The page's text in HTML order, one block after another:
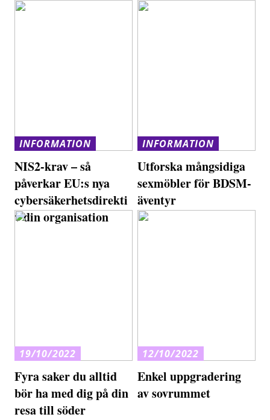
INFORMATION
NIS2-krav – så
påverkar EU:s nya
cybersäkerhetsdirekti
v din organisation
INFORMATION
Utforska mångsidiga
sexmöbler för BDSM-
äventyr
19/10/2022
Fyra saker du alltid
bör ha med dig på din
resa till söder
12/10/2022
Enkel uppgradering
av sovrummet